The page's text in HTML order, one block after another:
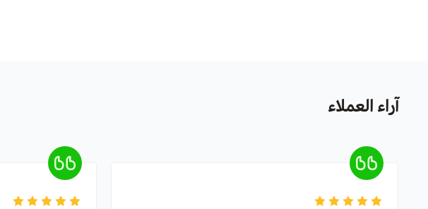
آراء العملاء